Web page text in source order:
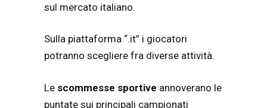
sul mercato italiano.
Sulla piattaforma “.it” i giocatori
potranno scegliere fra diverse attività.
Le scommesse sportive annoverano le
puntate sui principali campionati